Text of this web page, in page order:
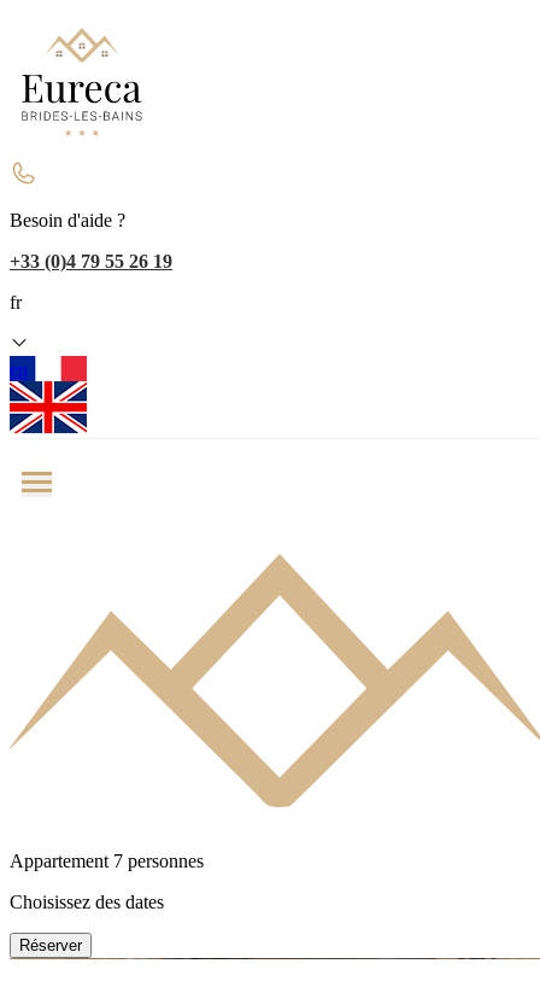
Besoin d'aide ?
+33 (0)4 79 55 26 19
fr
en
Appartement 7 personnes
Choisissez des dates
Réserver